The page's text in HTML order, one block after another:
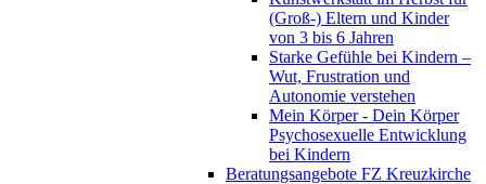
(Groß-) Eltern und Kinder
von 3 bis 6 Jahren
Starke Gefühle bei Kindern –
Wut, Frustration und
Autonomie verstehen
Mein Körper - Dein Körper
Psychosexuelle Entwicklung
bei Kindern
Beratungsangebote FZ Kreuzkirche